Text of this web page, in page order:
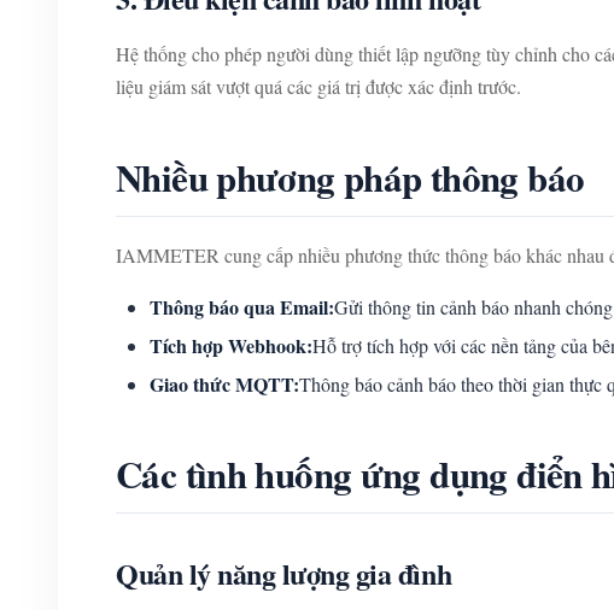
Hệ thống cho phép người dùng thiết lập ngưỡng tùy chỉnh cho
liệu giám sát vượt quá các giá trị được xác định trước.
Nhiều phương pháp thông báo
IAMMETER cung cấp nhiều phương thức thông báo khác nhau
Thông báo qua Email:Gửi thông tin cảnh báo nhanh
Tích hợp Webhook:Hỗ trợ tích hợp với các nền tảng của
Giao thức MQTT:Thông báo cảnh báo theo thời gian
Các tình huống ứng dụng điển
Quản lý năng lượng gia đình